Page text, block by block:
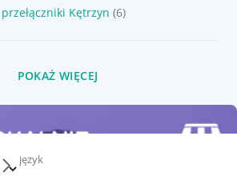
język
Kętrzyn (6)
POKAŻ WIĘCEJ